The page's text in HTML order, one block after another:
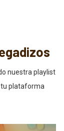
nuestra playlist
tu plataforma